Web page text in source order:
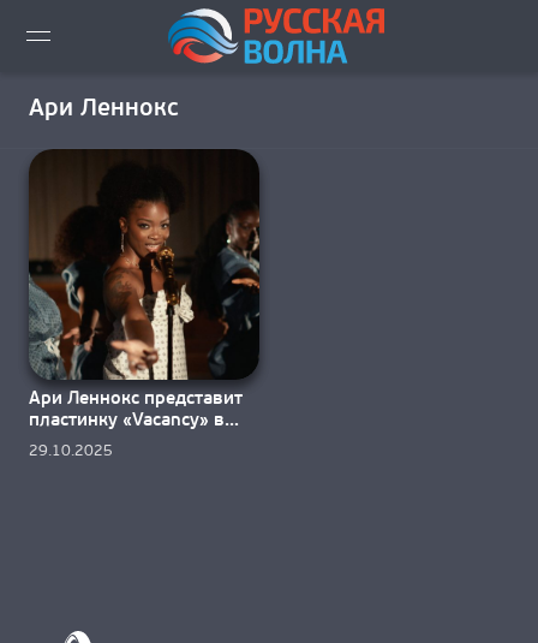
ВИДЕО LIVE
НОВОСТИ
НОВИНКИ ЭФИРА
ПЛЕЙЛИСТ
СКАЧАТЬ ЭФИР
КАК СЛУШАТЬ!?
Ари Леннокс
Ари Леннокс представит
пластинку «Vacancy» в
2026 году
29.10.2025